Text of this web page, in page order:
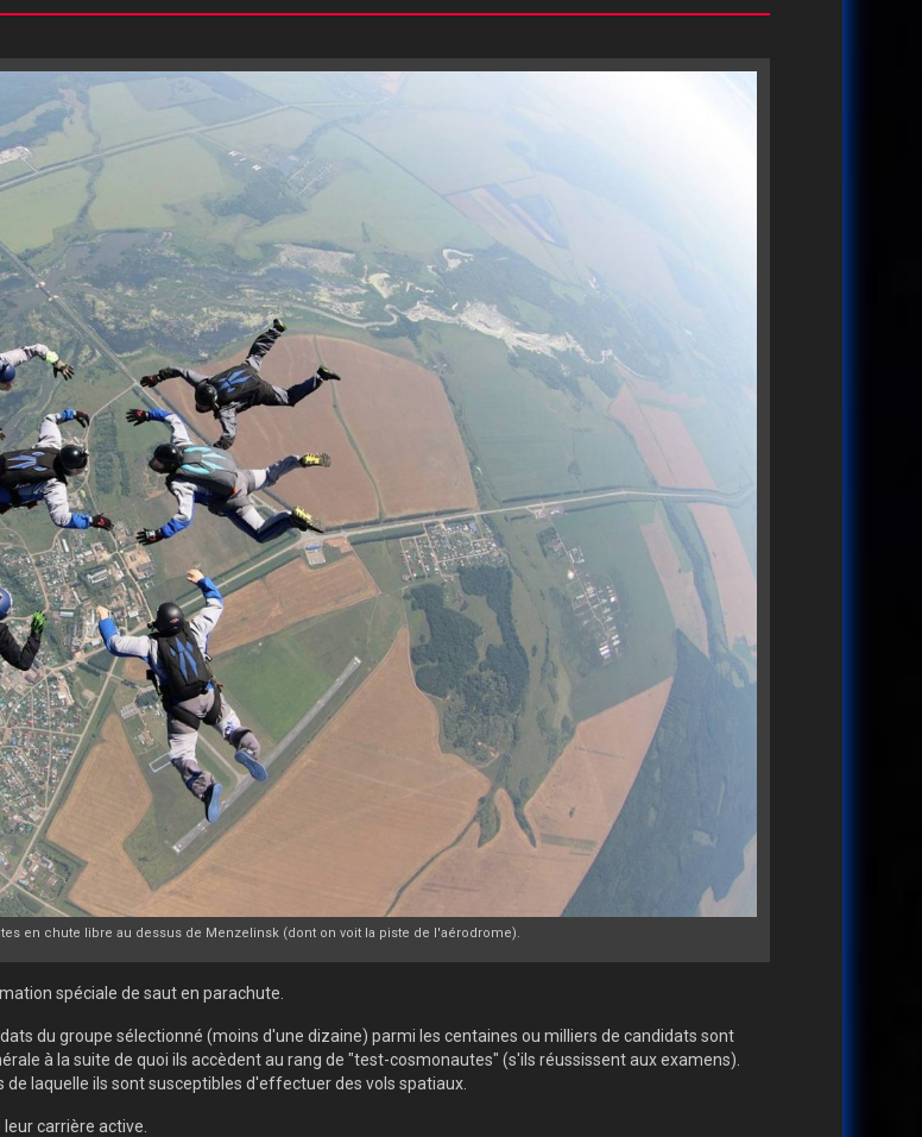
en chute libre au dessus de Menzelinsk (dont on voit la piste de l'aérodrome).
spéciale de saut en parachute.
du groupe sélectionné (moins d'une dizaine) parmi les centaines ou milliers de candidats sont
à la suite de quoi ils accèdent au rang de "test-cosmonautes" (s'ils réussissent aux examens).
laquelle ils sont susceptibles d'effectuer des vols spatiaux.
carrière active.